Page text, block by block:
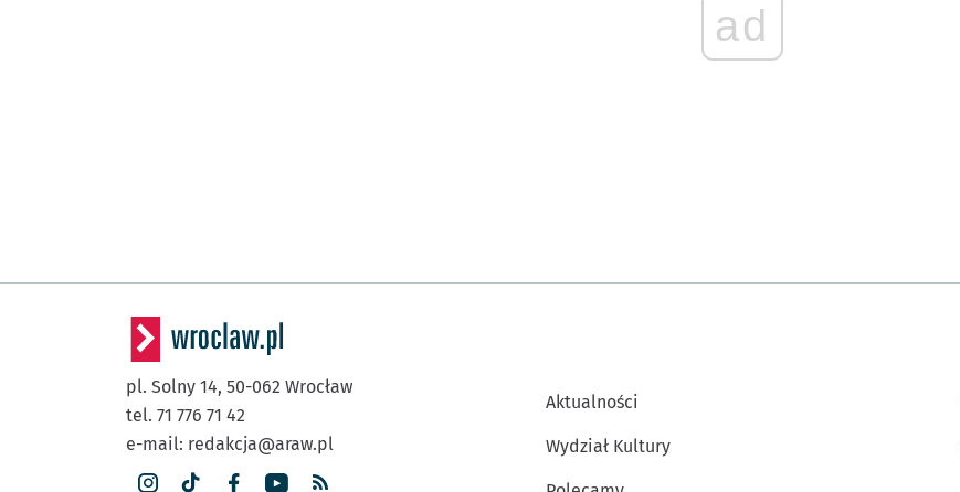
ad
pl. Solny 14, 50-062 Wrocław
tel. 71 776 71 42
e-mail: redakcja@araw.pl
Aktualności
Wydział Kultury